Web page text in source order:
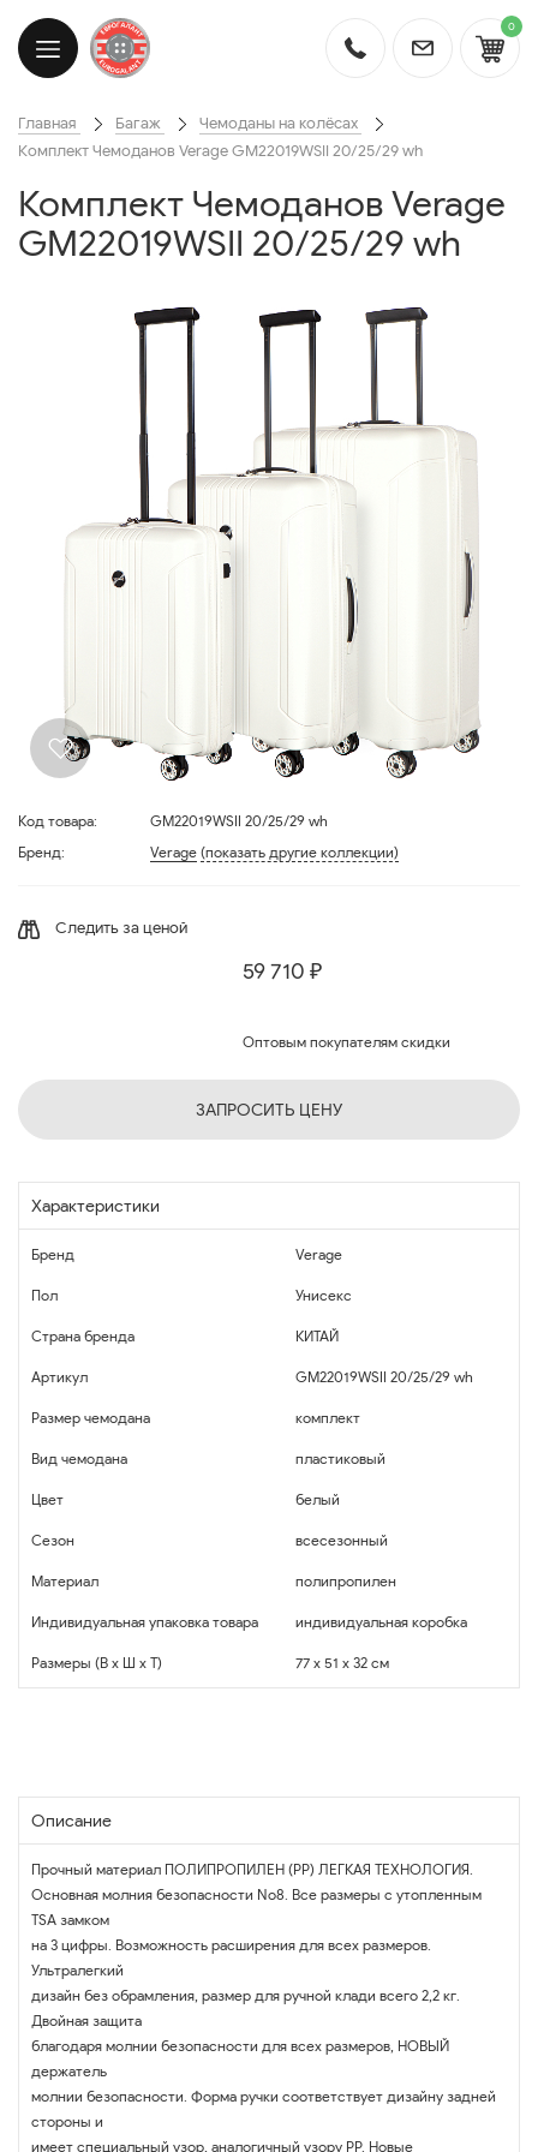
0
Главная Багаж
Чемоданы на колёсах
Комплект Чемоданов Verage GM22019WSII 20/25/29 wh
Комплект Чемоданов Verage
GM22019WSII 20/25/29 wh
Код товара:
GM22019WSII 20/25/29 wh
Бренд:
Verage (показать другие коллекции)
Следить за ценой
59 710 ₽
Оптовым покупателям скидки
ЗАПРОСИТЬ ЦЕНУ
Характеристики
Бренд Verage
Пол Унисекс
Страна бренда КИТАЙ
Артикул GM22019WSII 20/25/29 wh
Размер чемодана комплект
Вид чемодана пластиковый
Цвет белый
Сезон всесезонный
Материал полипропилен
Индивидуальная упаковка товара индивидуальная коробка
Размеры (В x Ш x Т) 77 x 51 x 32 см
Описание
Прочный материал ПОЛИПРОПИЛЕН (PP) ЛЕГКАЯ ТЕХНОЛОГИЯ.
Основная молния безопасности No8. Все размеры с утопленным
TSA замком
на 3 цифры. Возможность расширения для всех размеров.
Ультралегкий
дизайн без обрамления, размер для ручной клади всего 2,2 кг.
Двойная защита
благодаря молнии безопасности для всех размеров, НОВЫЙ
держатель
молнии безопасности. Форма ручки соответствует дизайну задней
стороны и
имеет специальный узор, аналогичный узору PP. Новые